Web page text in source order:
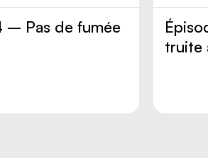
– Pas de fumée
truite